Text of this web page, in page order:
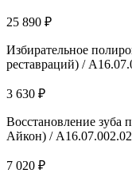
25 890 ₽
Избирательное
реставраций) /
3 630 ₽
Восстановление зуба
Айкон) /
7 020 ₽